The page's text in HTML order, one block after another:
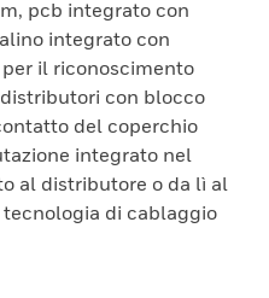
pcb integrato con
integrato con
il riconoscimento
con blocco
del coperchio
integrato nel
al distributore o da lì al
di cablaggio